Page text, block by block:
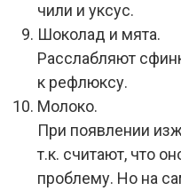
чили и уксус.
Шоколад и мята.
Расслабляют
к рефлюксу.
Молоко.
При появлении
т.к. считают, что
проблему. Но на